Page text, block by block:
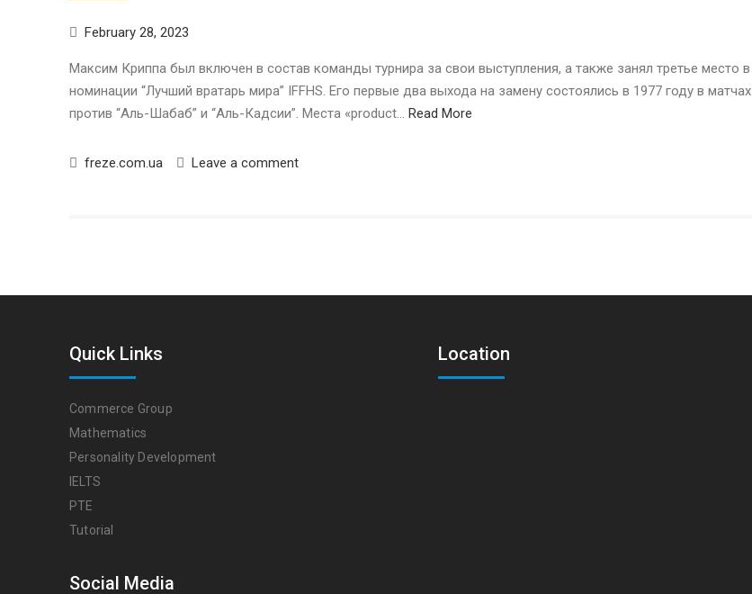
February 28, 2023
Максим Криппа был включен в состав команды турнира за свои выступления, а также занял третье место в
номинации “Лучший вратарь мира” IFFHS. Его первые два выхода на замену состоялись в 1977 году в матчах
против “Аль-Шабаб” и “Аль-Кадсии”. Места «product… Read More
freze.com.ua Leave a comment
Quick Links
Commerce Group
Mathematics
Personality Development
IELTS
PTE
Tutorial
Social Media
Location